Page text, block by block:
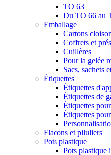
TO 63
Du TO 66 au
Emballage
Cartons
Coffrets et
Cuillères
Pour la gelée
Sacs, sachets
Étiquettes
Étiquettes
Étiquettes de
Étiquettes
Étiquettes
Flacons et piluliers
Pots plastique
Pots plastique